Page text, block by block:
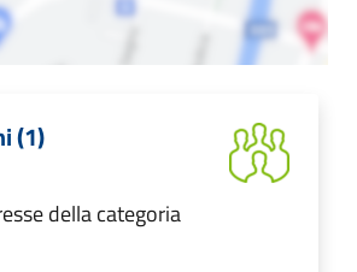
(1)
della categoria